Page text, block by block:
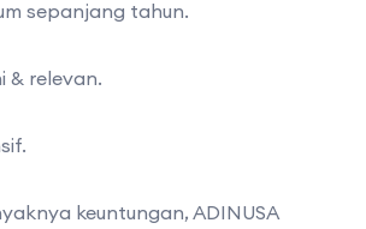
sepanjang tahun.
& relevan.
keuntungan, ADINUSA